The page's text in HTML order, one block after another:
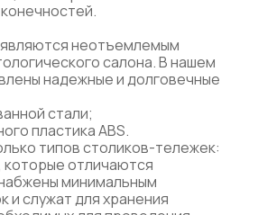
неотъемлемым
салона. В нашем
надежные и долговечные
стали;
пластика ABS.
типов столиков-тележек:
отличаются
минимальным
и служат для хранения